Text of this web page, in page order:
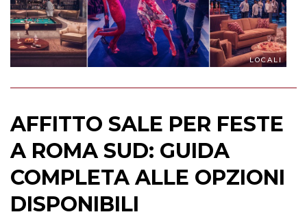
LOCALI
AFFITTO SALE PER FESTE
A ROMA SUD: GUIDA
COMPLETA ALLE OPZIONI
DISPONIBILI